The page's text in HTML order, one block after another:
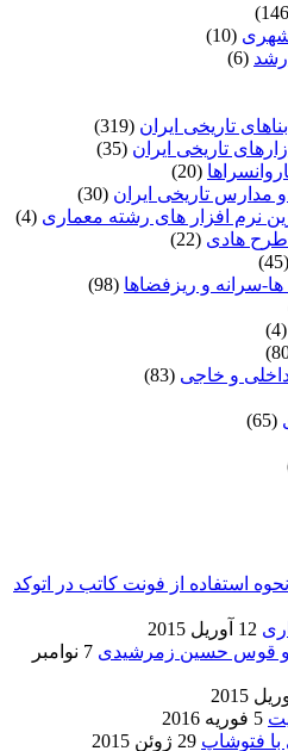
شهری (10)
(6)
تاریخی ایران (319)
تاریخی ایران (35)
(20)
و مدارس تاریخی ایران (30)
نرم افزار های رشته معماری (4)
هادی (22)
(45)
ها-سرانه و ریزفضاها (98)
(4)
داخلی و خاجی (83)
(65)
استفاده از فونت کاتب در اتوکد
12 آوریل 2015
و قوس حسین زمرشیدی
7 نوامبر
5 فوریه 2016
فتوشاپ 29 ژوئن 2015